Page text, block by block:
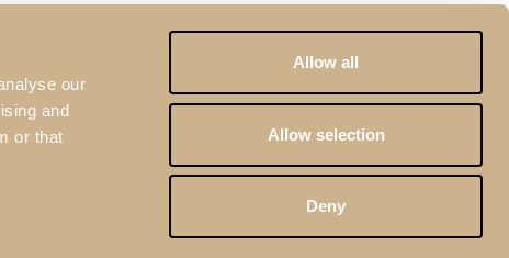
our
and
or that
Allow all
Allow selection
Deny
reCAPTCHA y por laPolítica de Privacidady lasCondiciones